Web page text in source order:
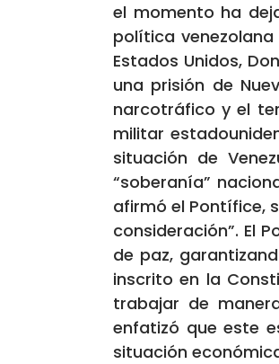
el momento ha
política
Estados Unidos,
una prisión de
narcotráfico y el
militar
situación de
“soberanía”
afirmó el Pontífice,
consideración”. El
de paz,
inscrito en la
trabajar de
enfatizó que este
situación